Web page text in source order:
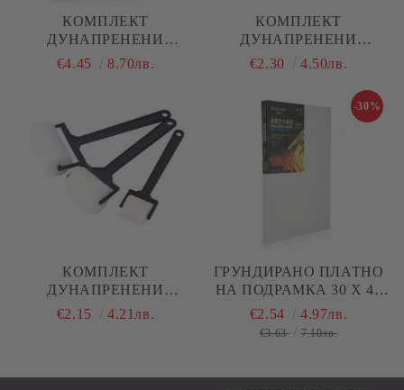
КОМПЛЕКТ
ДУНАПРЕНЕНИ
ТАМПОНИ - STAMPERIA
€4.45 8.70лв.
КОМПЛЕКТ
ДУНАПРЕНЕНИ
€2.30 4.50лв.
КОМПЛЕКТ
ДУНАПРЕНЕНИ
ВАЛЯЦИ - 2,50, 4,00 И
€2.15 4.21лв.
ГРУНДИРАНО ПЛАТНО
НА ПОДРАМКА 30 X 40
СМ
-30%
€2.54 4.97лв.
€3.63 7.10лв.